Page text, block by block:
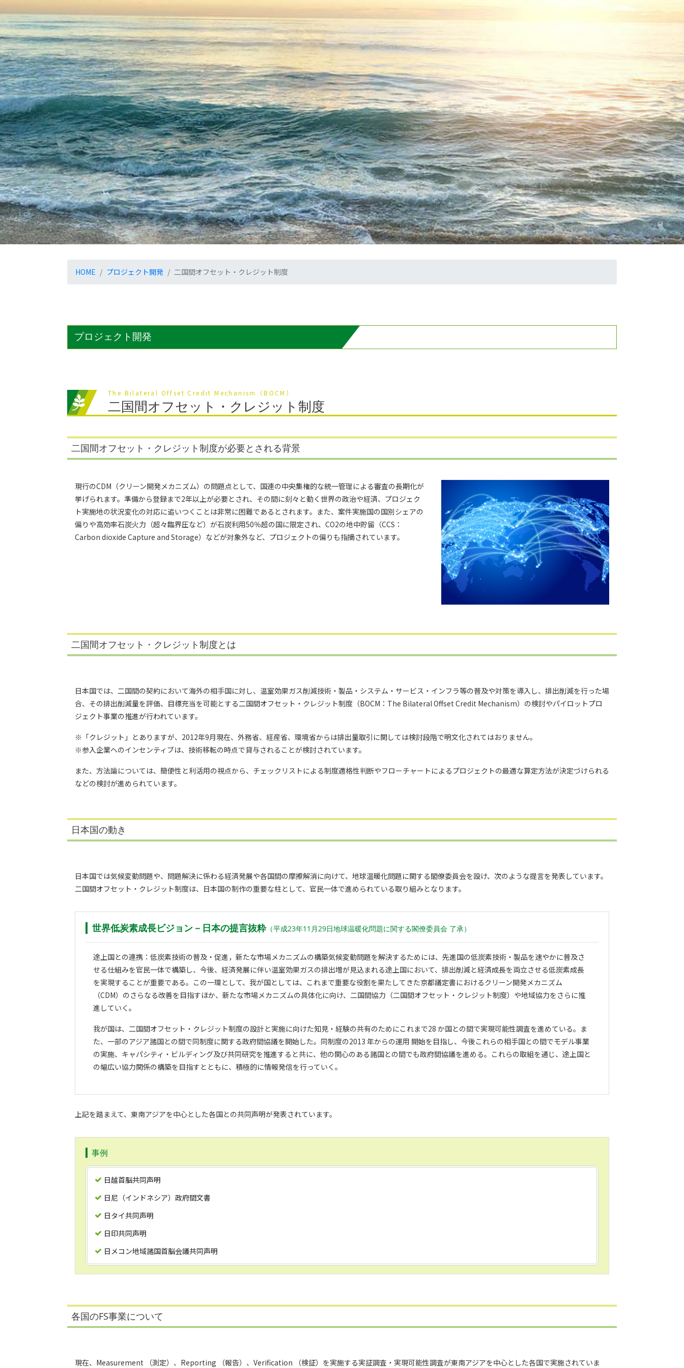
HOME プロジェクト開発 二国間オフセット・クレジット制度
プロジェクト開発
The Bilateral Offset Credit Mechanism（BOCM）
二国間オフセット・クレジット制度
二国間オフセット・クレジット制度が必要とされる背景
現行のCDM（クリーン開発メカニズム）の問題点として、国連の中央集権的な統一管理による審査の長期化が
挙げられます。準備から登録まで2年以上が必要とされ、その間に刻々と動く世界の政治や経済、プロジェク
ト実施地の状況変化の対応に追いつくことは非常に困難であるとされます。また、案件実施国の国別シェアの
偏りや高効率石炭火力（超々臨界圧など）が石炭利用50％超の国に限定され、CO2の地中貯留（CCS：
Carbon dioxide Capture and Storage）などが対象外など、プロジェクトの偏りも指摘されています。
二国間オフセット・クレジット制度とは
日本国では、二国間の契約において海外の相手国に対し、温室効果ガス削減技術・製品・システム・サービス・インフラ等の普及や対策を導入し、排出削減を行った場
合、その排出削減量を評価、目標充当を可能とする二国間オフセット・クレジット制度（BOCM：The Bilateral Offset Credit Mechanism）の検討やパイロットプロ
ジェクト事業の推進が行われています。
※「クレジット」とありますが、2012年9月現在、外務省、経産省、環境省からは排出量取引に関しては検討段階で明文化されてはおりません。
※参入企業へのインセンティブは、技術移転の時点で貸与されることが検討されています。
また、方法論については、簡便性と利活用の視点から、チェックリストによる制度適格性判断やフローチャートによるプロジェクトの最適な算定方法が決定づけられる
などの検討が進められています。
日本国の動き
日本国では気候変動問題や、問題解決に係わる経済発展や各国間の摩擦解消に向けて、地球温暖化問題に関する閣僚委員会を設け、次のような提言を発表しています。
二国間オフセット・クレジット制度は、日本国の制作の重要な柱として、官民一体で進められている取り組みとなります。
世界低炭素成長ビジョン－日本の提言抜粋 （平成23年11月29日地球温暖化問題に関する閣僚委員会 了承）
途上国との連携：低炭素技術の普及・促進，新たな市場メカニズムの構築気候変動問題を解決するためには、先進国の低炭素技術・製品を速やかに普及さ
せる仕組みを官民一体で構築し、今後、経済発展に伴い温室効果ガスの排出増が見込まれる途上国において、排出削減と経済成長を両立させる低炭素成長
を実現することが重要である。この一環として、我が国としては、これまで重要な役割を果たしてきた京都議定書におけるクリーン開発メカニズム
（CDM）のさらなる改善を目指すほか、新たな市場メカニズムの具体化に向け、二国間協力（二国間オフセット・クレジット制度）や地域協力をさらに推
進していく。
我が国は、二国間オフセット・クレジット制度の設計と実施に向けた知見・経験の共有のためにこれまで28 か国との間で実現可能性調査を進めている。ま
た、一部のアジア諸国との間で同制度に関する政府間協議を開始した。同制度の2013 年からの運用 開始を目指し、今後これらの相手国との間でモデル事業
の実施、キャパシティ・ビルディング及び共同研究を推進すると共に、他の関心のある諸国との間でも政府間協議を進める。これらの取組を通じ、途上国と
の幅広い協力関係の構築を目指すとともに、積極的に情報発信を行っていく。
上記を踏まえて、東南アジアを中心とした各国との共同声明が発表されています。
事例
日越首脳共同声明
日尼（インドネシア）政府間文書
日タイ共同声明
日印共同声明
日メコン地域諸国首脳会議共同声明
各国のFS事業について
現在、Measurement （測定）、Reporting （報告）、Verification （検証）を実施する実証調査・実現可能性調査が東南アジアを中心とした各国で実施されていま